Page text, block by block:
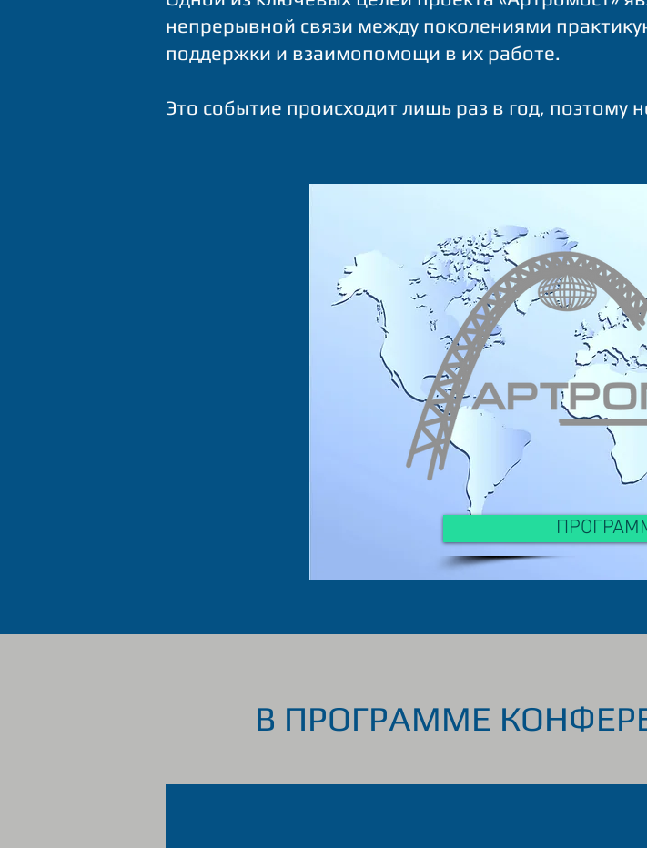
непрерывной связи между поколениями
поддержки и взаимопомощи в их работе.
Это событие происходит лишь раз в год, поэтому
В ПРОГРАММЕ